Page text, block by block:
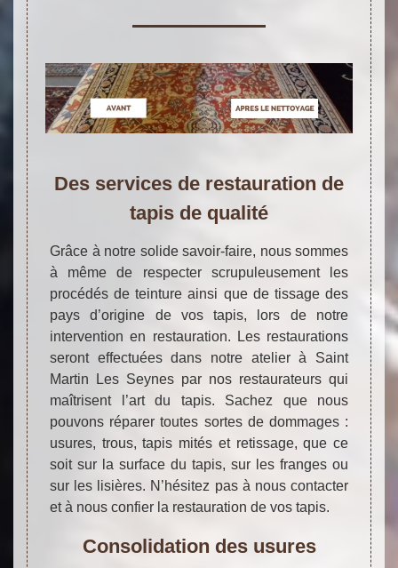
Des services de restauration de
tapis de qualité
Grâce à notre solide savoir-faire, nous sommes
à même de respecter scrupuleusement les
procédés de teinture ainsi que de tissage des
pays d’origine de vos tapis, lors de notre
intervention en restauration. Les restaurations
seront effectuées dans notre atelier à Saint
Martin Les Seynes par nos restaurateurs qui
maîtrisent l’art du tapis. Sachez que nous
pouvons réparer toutes sortes de dommages :
usures, trous, tapis mités et retissage, que ce
soit sur la surface du tapis, sur les franges ou
sur les lisières. N’hésitez pas à nous contacter
et à nous confier la restauration de vos tapis.
Consolidation des usures